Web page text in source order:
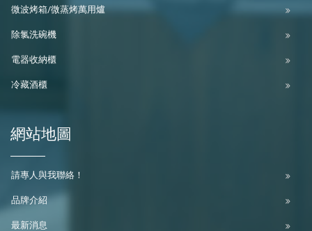
微波烤箱/微蒸烤萬用爐
除氯洗碗機
電器收納櫃
冷藏酒櫃
網站地圖
請專人與我聯絡！
品牌介紹
最新消息